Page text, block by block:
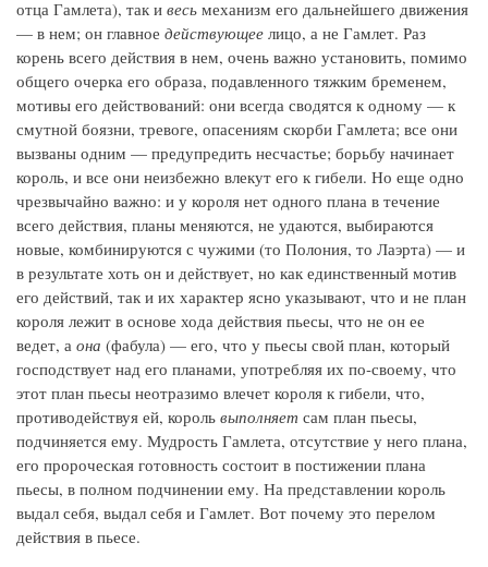
отца Гамлета), так и весь механизм его дальнейшего движения
— в нем; он главное действующее лицо, а не Гамлет. Раз
корень всего действия в нем, очень важно установить, помимо
общего очерка его образа, подавленного тяжким бременем,
мотивы его действований: они всегда сводятся к одному — к
смутной боязни, тревоге, опасениям скорби Гамлета; все они
вызваны одним — предупредить несчастье; борьбу начинает
король, и все они неизбежно влекут его к гибели. Но еще одно
чрезвычайно важно: и у короля нет одного плана в течение
всего действия, планы меняются, не удаются, выбираются
новые, комбинируются с чужими (то Полония, то Лаэрта) — и
в результате хоть он и действует, но как единственный мотив
его действий, так и их характер ясно указывают, что и не план
короля лежит в основе хода действия пьесы, что не он ее
ведет, а она (фабула) — его, что у пьесы свой план, который
господствует над его планами, употребляя их по‑своему, что
этот план пьесы неотразимо влечет короля к гибели, что,
противодействуя ей, король выполняет сам план пьесы,
подчиняется ему. Мудрость Гамлета, отсутствие у него плана,
его пророческая готовность состоит в постижении плана
пьесы, в полном подчинении ему. На представлении король
выдал себя, выдал себя и Гамлет. Вот почему это перелом
действия в пьесе.